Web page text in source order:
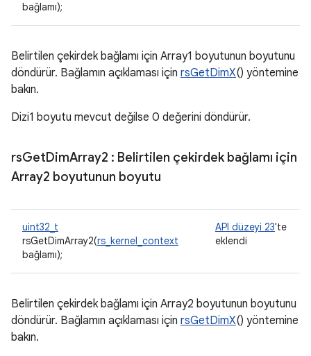
bağlamı);
Belirtilen çekirdek bağlamı için Array1 boyutunun boyutunu
döndürür. Bağlamın açıklaması için rsGetDimX() yöntemine
bakın.
Dizi1 boyutu mevcut değilse 0 değerini döndürür.
rsGetDimArray2 : Belirtilen çekirdek bağlamı için
Array2 boyutunun boyutu
uint32_t
rsGetDimArray2(rs_kernel_context
bağlamı);
API düzeyi 23'te
eklendi
Belirtilen çekirdek bağlamı için Array2 boyutunun boyutunu
döndürür. Bağlamın açıklaması için rsGetDimX() yöntemine
bakın.